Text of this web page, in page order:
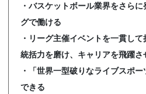
・バスケットボール業界をさら
グで働ける
・リーグ主催イベントを一貫し
統括力を磨け、キャリアを飛躍
・「世界一型破りなライブスポ
できる